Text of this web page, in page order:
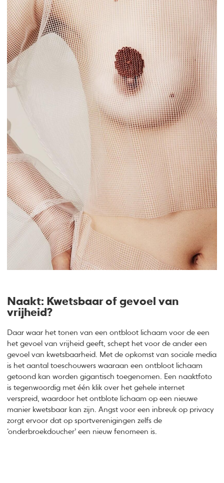
Naakt: Kwetsbaar of gevoel van
vrijheid?
Daar waar het tonen van een ontbloot lichaam voor de een
het gevoel van vrijheid geeft, schept het voor de ander een
gevoel van kwetsbaarheid. Met de opkomst van sociale media
is het aantal toeschouwers waaraan een ontbloot lichaam
getoond kan worden gigantisch toegenomen. Een naaktfoto
is tegenwoordig met één klik over het gehele internet
verspreid, waardoor het ontblote lichaam op een nieuwe
manier kwetsbaar kan zijn. Angst voor een inbreuk op privacy
zorgt ervoor dat op sportverenigingen zelfs de
‘onderbroekdoucher’ een nieuw fenomeen is.